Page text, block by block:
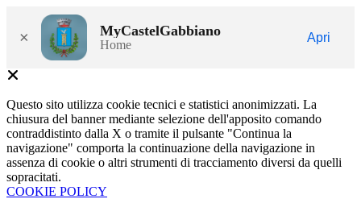
× MyCastelGabbiano
Home
Apri
Questo sito utilizza cookie tecnici e statistici anonimizzati. La
chiusura del banner mediante selezione dell'apposito comando
contraddistinto dalla X o tramite il pulsante "Continua la
navigazione" comporta la continuazione della navigazione in
assenza di cookie o altri strumenti di tracciamento diversi da quelli
sopracitati.
COOKIE POLICY